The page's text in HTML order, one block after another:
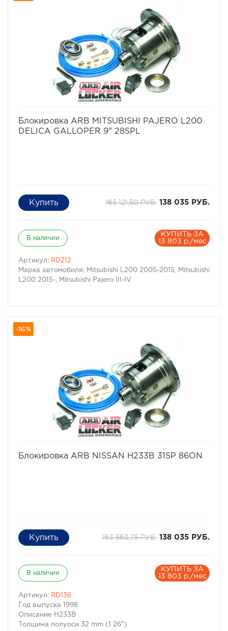
Блокировка ARB MITSUBISHI PAJERO L200
DELICA GALLOPER 9" 28SPL
165 121,50 РУБ. 138 035 РУБ.
В наличии
КУПИТЬ ЗА
13 803 р./мес
Артикул: RD212
Марка автомобиля: Mitsubishi L200 2005-2015, Mitsubishi
L200 2015-, Mitsubishi Pajero III-IV
-16%
Блокировка ARB NISSAN H233B 31SP 86ON
163 563,75 РУБ. 138 035 РУБ.
В наличии
КУПИТЬ ЗА
13 803 р./мес
Артикул: RD136
Год выпуска 1998
Описание H233B
Толщина полуоси 32 mm (1 26")